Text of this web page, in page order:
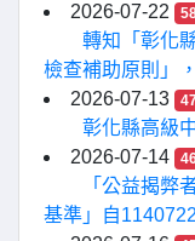
2026-07-22
轉知「彰化
檢查補助原則」
2026-07-13
彰化縣高級
2026-07-14
「公益揭弊
基準」自